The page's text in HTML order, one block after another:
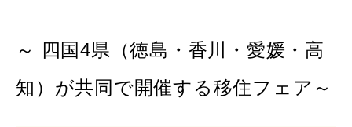
～ 四国4県（徳島・香川・愛媛・高
知）が共同で開催する移住フェア～